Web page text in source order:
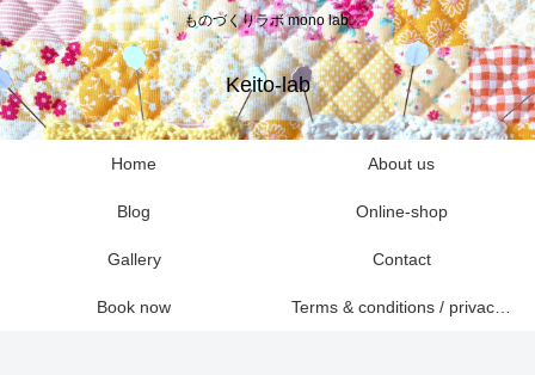
ものづくりラボ mono lab.
Keito-lab
Home About us
Blog Online-shop
Gallery Contact
Book now Terms & conditions / privacy policies